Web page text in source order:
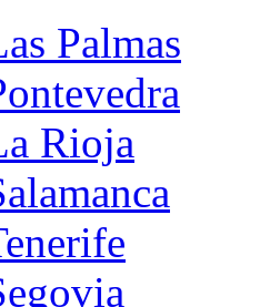
Palmas
Rioja